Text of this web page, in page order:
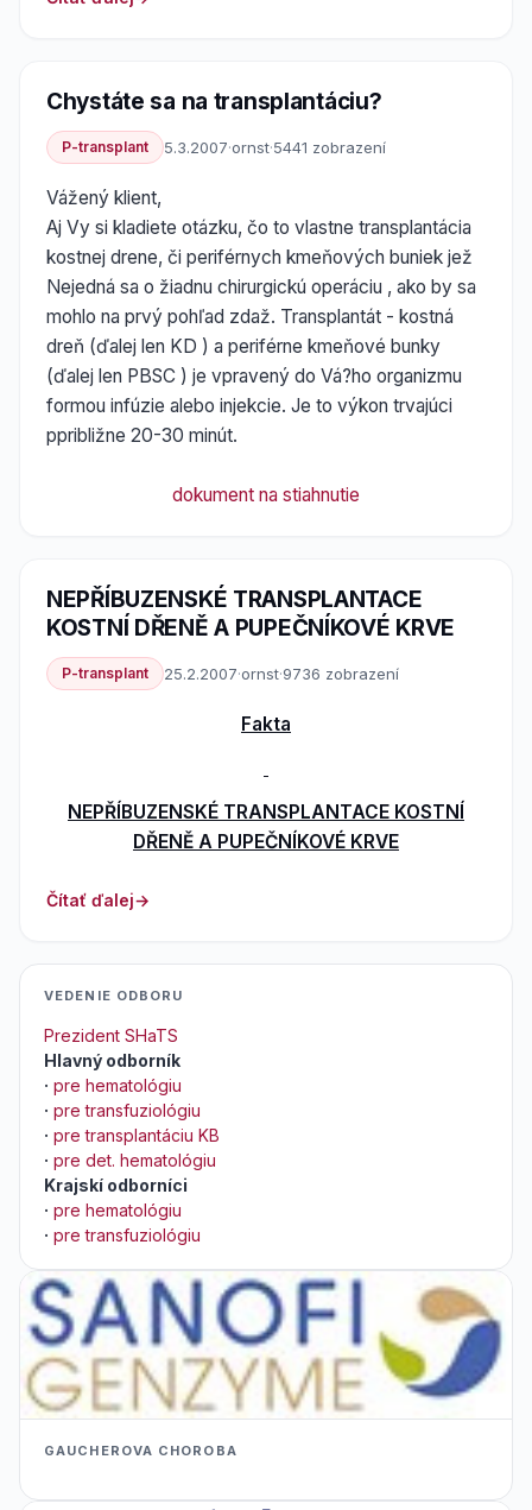
Chystáte sa na transplantáciu?
P-transplant 5.3.2007·ornst·5441 zobrazení
Vážený klient,
Aj Vy si kladiete otázku, čo to vlastne transplantácia
kostnej drene, či periférnych kmeňových buniek jež
Nejedná sa o žiadnu chirurgickú operáciu , ako by sa
mohlo na prvý pohľad zdaž. Transplantát - kostná
dreň (ďalej len KD ) a periférne kmeňové bunky
(ďalej len PBSC ) je vpravený do Vá?ho organizmu
formou infúzie alebo injekcie. Je to výkon trvajúci
ppribližne 20-30 minút.
dokument na stiahnutie
NEPŘÍBUZENSKÉ TRANSPLANTACE
KOSTNÍ DŘENĚ A PUPEČNÍKOVÉ KRVE
P-transplant 25.2.2007·ornst·9736 zobrazení
Fakta
NEPŘÍBUZENSKÉ TRANSPLANTACE KOSTNÍ
DŘENĚ A PUPEČNÍKOVÉ KRVE
Čítať ďalej
VEDENIE ODBORU
Prezident SHaTS
Hlavný odborník
· pre hematológiu
· pre transfuziológiu
· pre transplantáciu KB
· pre det. hematológiu
Krajskí odborníci
· pre hematológiu
· pre transfuziológiu
GAUCHEROVA CHOROBA